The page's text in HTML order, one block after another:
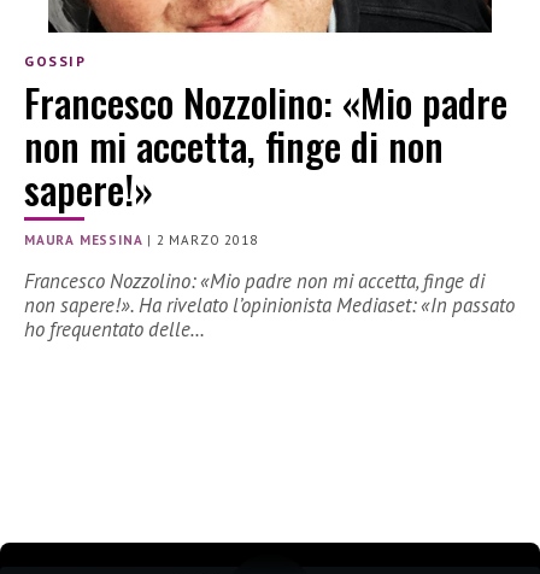
GOSSIP
Francesco Nozzolino: «Mio padre
non mi accetta, finge di non
sapere!»
MAURA MESSINA | 2 MARZO 2018
Francesco Nozzolino: «Mio padre non mi accetta, finge di
non sapere!». Ha rivelato l’opinionista Mediaset: «In passato
ho frequentato delle…